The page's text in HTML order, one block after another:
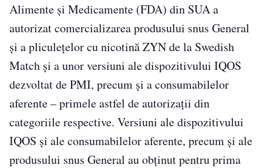
Alimente și Medicamente (FDA) din SUA a
autorizat comercializarea produsului snus General
și a pliculețelor cu nicotină ZYN de la Swedish
Match și a unor versiuni ale dispozitivului IQOS
dezvoltat de PMI, precum și a consumabilelor
aferente – primele astfel de autorizații din
categoriile respective. Versiuni ale dispozitivului
IQOS și ale consumabilelor aferente, precum și ale
produsului snus General au obținut pentru prima